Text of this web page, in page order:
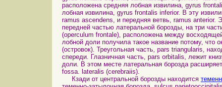
расположена средняя лобная извилина, gyrus
лобная извилина, gyrus frontalis inferior. В эту
ramus ascendens, и передняя ветвь, ramus
передней частью латеральной борозды, на три
(operculum frontale), расположена между
лобной доли получила такое название потому,
(островок). Треугольная часть, pars triangularis,
спереди. Глазничная часть, pars orbitalis, лежит
доли. В этом месте латеральная борозда
fossa. lateralis (cerebraiis).
Кзади от центральной борозды находится